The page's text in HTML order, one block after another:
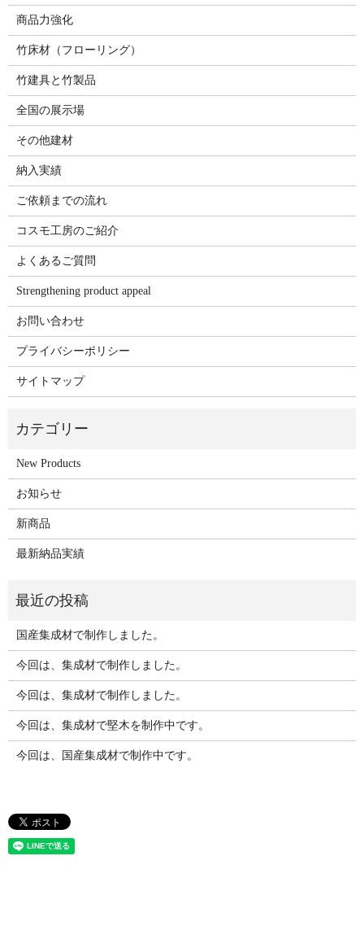
商品力強化
竹床材（フローリング）
竹建具と竹製品
全国の展示場
その他建材
納入実績
ご依頼までの流れ
コスモ工房のご紹介
よくあるご質問
Strengthening product appeal
お問い合わせ
プライバシーポリシー
サイトマップ
New Products
お知らせ
新商品
最新納品実績
国産集成材で制作しました。
今回は、集成材で制作しました。
今回は、集成材で制作しました。
今回は、集成材で堅木を制作中です。
今回は、国産集成材で制作中です。